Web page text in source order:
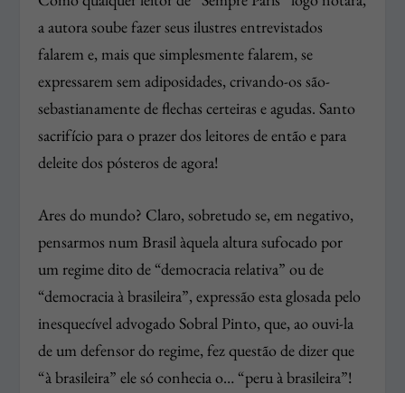
a autora soube fazer seus ilustres entrevistados
falarem e, mais que simplesmente falarem, se
expressarem sem adiposidades, crivando-os são-
sebastianamente de flechas certeiras e agudas. Santo
sacrifício para o prazer dos leitores de então e para
deleite dos pósteros de agora!
Ares do mundo? Claro, sobretudo se, em negativo,
pensarmos num Brasil àquela altura sufocado por
um regime dito de “democracia relativa” ou de
“democracia à brasileira”, expressão esta glosada pelo
inesquecível advogado Sobral Pinto, que, ao ouvi-la
de um defensor do regime, fez questão de dizer que
“à brasileira” ele só conhecia o… “peru à brasileira”!